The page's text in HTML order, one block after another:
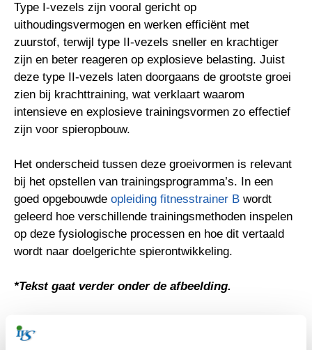
Type I-vezels zijn vooral gericht op
uithoudingsvermogen en werken efficiënt met
zuurstof, terwijl type II-vezels sneller en krachtiger
zijn en beter reageren op explosieve belasting. Juist
deze type II-vezels laten doorgaans de grootste groei
zien bij krachttraining, wat verklaart waarom
intensieve en explosieve trainingsvormen zo effectief
zijn voor spieropbouw.
Het onderscheid tussen deze groeivormen is relevant
bij het opstellen van trainingsprogramma’s. In een
goed opgebouwde opleiding fitnesstrainer B wordt
geleerd hoe verschillende trainingsmethoden inspelen
op deze fysiologische processen en hoe dit vertaald
wordt naar doelgerichte spierontwikkeling.
*Tekst gaat verder onder de afbeelding.